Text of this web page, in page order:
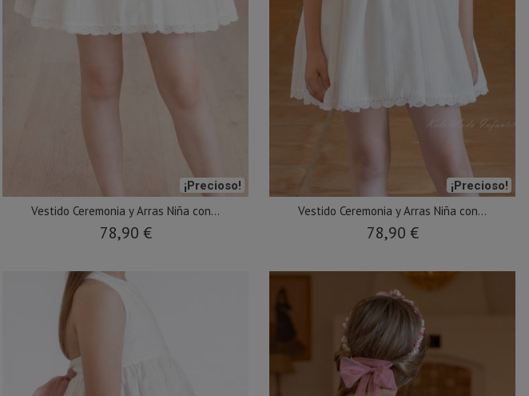
¡Precioso!
Vestido Ceremonia y Arras Niña con...
78,90 €
¡Precioso!
Vestido Ceremonia y Arras Niña con...
78,90 €